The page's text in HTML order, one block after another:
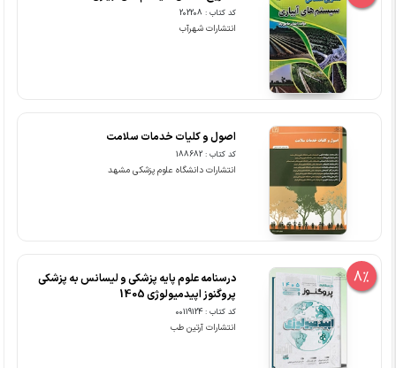
کد کتاب : 202208
انتشارات شهرآب
اصول و کلیات خدمات سلامت
کد کتاب : 188682
انتشارات دانشگاه علوم پزشکی مشهد
8%
درسنامه علوم پایه پزشکی و لیسانس به پزشکی
پروگنوز اپیدمیولوژی 1405
کد کتاب : 00119124
انتشارات آرتین طب